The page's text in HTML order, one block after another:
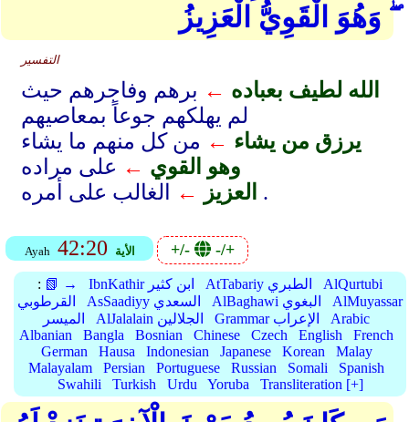
ۖ وَهُوَ الْقَوِيُّ الْعَزِيزُ
التفسير
الله لطيف بعباده ← برهم وفاجرهم حيث
لم يهلكهم جوعاً بمعاصيهم
يرزق من يشاء ← من كل منهم ما يشاء
وهو القوي ← على مراده
العزيز
← الغالب على أمره .
Ayah 42:20 الأية +/- -/+
: 📗 → IbnKathir ابن كثير AtTabariy الطبري
AlQurtubi
القرطوبي
AsSaadiyy السعدي AlBaghawi البغوي
AlMuyassar
الميسر
AlJalalain الجلالين Grammar الإعراب
Arabic
Albanian
Bangla Bosnian Chinese Czech English
French
German
Hausa Indonesian Japanese Korean
Malay
Malayalam
Persian Portuguese Russian Somali
Spanish
Swahili
Turkish Urdu Yoruba Transliteration [+]